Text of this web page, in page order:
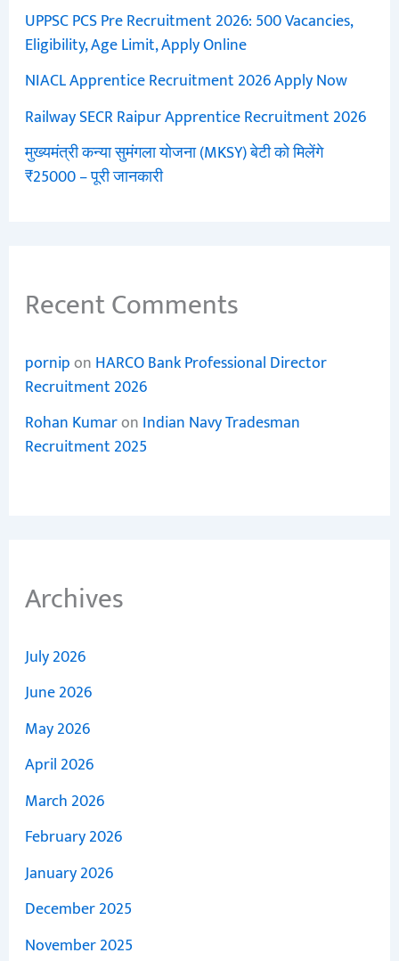
UPPSC PCS Pre Recruitment 2026: 500 Vacancies,
Eligibility, Age Limit, Apply Online
NIACL Apprentice Recruitment 2026 Apply Now
Railway SECR Raipur Apprentice Recruitment 2026
मुख्यमंत्री कन्या सुमंगला योजना (MKSY) बेटी को मिलेंगे
₹25000 – पूरी जानकारी
Recent Comments
pornipon HARCO Bank Professional Director
Recruitment 2026
Rohan Kumaron Indian Navy Tradesman
Recruitment 2025
Archives
July 2026
June 2026
May 2026
April 2026
March 2026
February 2026
January 2026
December 2025
November 2025